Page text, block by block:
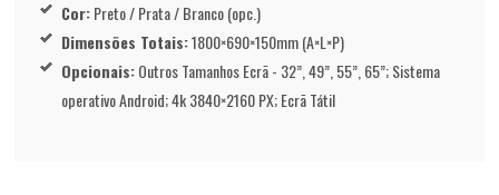
Cor:Preto / Prata / Branco (opc.)
Dimensões Totais:1800×690×150mm (A×L×P)
Opcionais:Outros Tamanhos Ecrã - 32”, 49”, 55”, 65”; Sistema
operativo Android; 4k 3840×2160 PX; Ecrã Tátil